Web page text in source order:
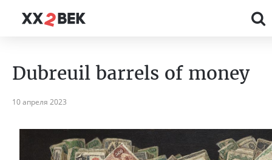
Dubreuil barrels of money
10 апреля 2023